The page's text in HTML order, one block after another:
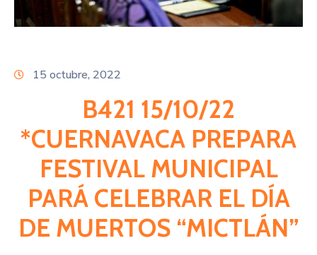
Directorio
15 octubre, 2022
B421 15/10/22
*CUERNAVACA PREPARA
FESTIVAL MUNICIPAL
PARÁ CELEBRAR EL DÍA
DE MUERTOS “MICTLÁN”